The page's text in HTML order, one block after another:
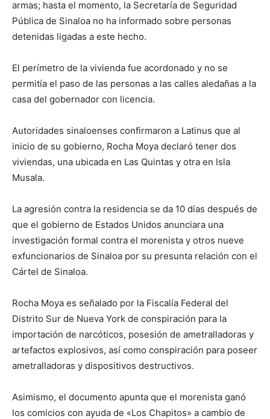
armas; hasta el momento, la Secretaría de Seguridad
Pública de Sinaloa no ha informado sobre personas
detenidas ligadas a este hecho.
El perímetro de la vivienda fue acordonado y no se
permitía el paso de las personas a las calles aledañas a la
casa del gobernador con licencia.
Autoridades sinaloenses confirmaron a Latinus que al
inicio de su gobierno, Rocha Moya declaró tener dos
viviendas, una ubicada en Las Quintas y otra en Isla
Musala.
La agresión contra la residencia se da 10 días después de
que el gobierno de Estados Unidos anunciara una
investigación formal contra el morenista y otros nueve
exfuncionarios de Sinaloa por su presunta relación con el
Cártel de Sinaloa.
Rocha Moya es señalado por la Fiscalía Federal del
Distrito Sur de Nueva York de conspiración para la
importación de narcóticos, posesión de ametralladoras y
artefactos explosivos, así como conspiración para poseer
ametralladoras y dispositivos destructivos.
Asimismo, el documento apunta que el morenista ganó
los comicios con ayuda de «Los Chapitos» a cambio de